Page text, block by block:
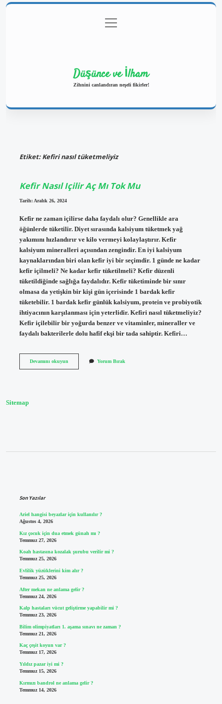
Gizlilik Politikası
menüyü
aç
Düşünce ve İlham
Zihnini canlandıran neşeli fikirler!
Etiket:Kefiri nasıl tüketmeliyiz
Kefir Nasıl Içilir Aç Mı Tok Mu
Tarih: Aralık 26, 2024
Kefir ne zaman içilirse daha faydalı olur? Genellikle ara
öğünlerde tüketilir. Diyet sırasında kalsiyum tüketmek yağ
yakımını hızlandırır ve kilo vermeyi kolaylaştırır. Kefir
kalsiyum mineralleri açısından zengindir. En iyi kalsiyum
kaynaklarından biri olan kefir iyi bir seçimdir. 1 günde ne kadar
kefir içilmeli? Ne kadar kefir tüketilmeli? Kefir düzenli
tüketildiğinde sağlığa faydalıdır. Kefir tüketiminde bir sınır
olmasa da yetişkin bir kişi gün içerisinde 1 bardak kefir
tüketebilir. 1 bardak kefir günlük kalsiyum, protein ve probiyotik
ihtiyacının karşılanması için yeterlidir. Kefiri nasıl tüketmeliyiz?
Kefir içilebilir bir yoğurda benzer ve vitaminler, mineraller ve
faydalı bakterilerle dolu hafif ekşi bir tada sahiptir. Kefiri…
Devamını okuyunKefir
Yorum Bırak
Sitemap
Son Yazılar
Ariel hangisi beyazlar için kullanılır ?
Ağustos 4, 2026
Kız çocuk için dua etmek günah mı ?
Temmuz 27, 2026
Koah hastasına kozalak şurubu verilir mi ?
Temmuz 25, 2026
Evlilik yüzüklerini kim alır ?
Temmuz 25, 2026
After mekan ne anlama gelir ?
Temmuz 24, 2026
Kalp hastaları vücut geliştirme yapabilir mi ?
Temmuz 23, 2026
Bilim olimpiyatları 1. aşama sınavı ne zaman ?
Temmuz 21, 2026
Kaç çeşit koyun var ?
Temmuz 17, 2026
Yıldız pazar iyi mi ?
Temmuz 15, 2026
Kırmızı bandrol ne anlama gelir ?
Temmuz 14, 2026